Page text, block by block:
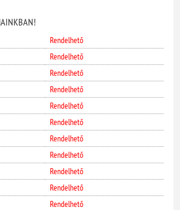
Rendelhető
Rendelhető
Rendelhető
Rendelhető
Rendelhető
Rendelhető
Rendelhető
Rendelhető
Rendelhető
Rendelhető
Rendelhető